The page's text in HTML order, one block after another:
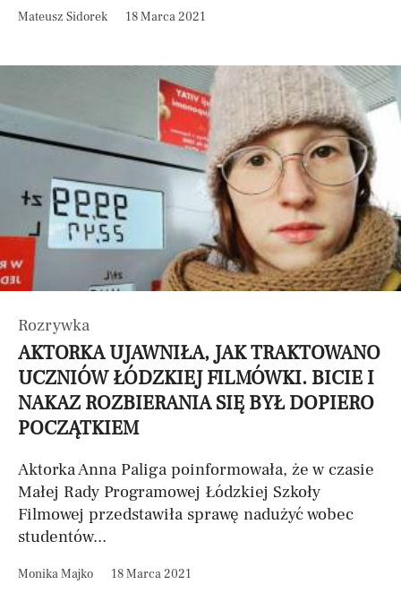
Mateusz Sidorek 18 Marca 2021
Rozrywka
AKTORKA UJAWNIŁA, JAK TRAKTOWANO
UCZNIÓW ŁÓDZKIEJ FILMÓWKI. BICIE I
NAKAZ ROZBIERANIA SIĘ BYŁ DOPIERO
POCZĄTKIEM
Aktorka Anna Paliga poinformowała, że w czasie
Małej Rady Programowej Łódzkiej Szkoły
Filmowej przedstawiła sprawę nadużyć wobec
studentów...
Monika Majko 18 Marca 2021